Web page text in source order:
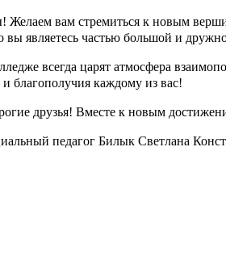
Желаем вам стремиться к новым
вы являетесь частью большой и
всегда царят атмосфера
и благополучия каждому из вас!
друзья! Вместе к новым
педагог Билык Светлана